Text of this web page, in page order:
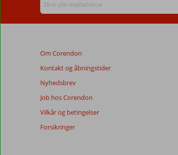
er
ældre
end
vises
ikke
længere
for
sikre
relevansen
de
Om Corendon
Kontakt og åbningstider
Nyhedsbrev
Job hos Corendon
Vilkår og betingelser
Forsikringer